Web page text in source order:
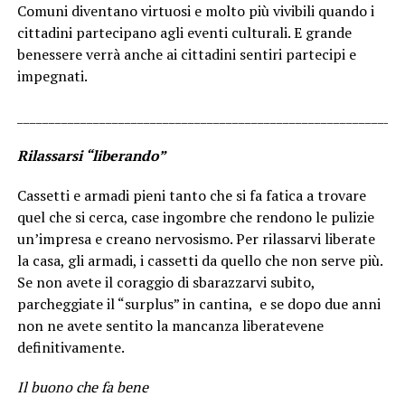
Comuni diventano virtuosi e molto più vivibili quando i
cittadini partecipano agli eventi culturali. E grande
benessere verrà anche ai cittadini sentiri partecipi e
impegnati.
Rilassarsi “liberando”
Cassetti e armadi pieni tanto che si fa fatica a trovare
quel che si cerca, case ingombre che rendono le pulizie
un’impresa e creano nervosismo. Per rilassarvi liberate
la casa, gli armadi, i cassetti da quello che non serve più.
Se non avete il coraggio di sbarazzarvi subito,
parcheggiate il “surplus” in cantina, e se dopo due anni
non ne avete sentito la mancanza liberatevene
definitivamente.
Il buono che fa bene